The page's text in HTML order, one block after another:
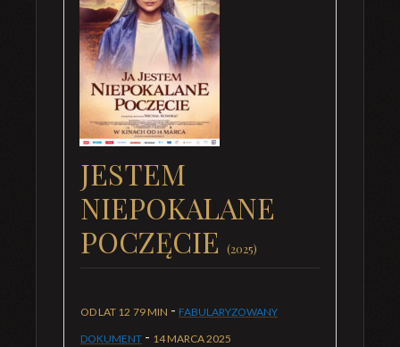
JESTEM
NIEPOKALANE
POCZĘCIE (2025)
OD LAT 12 79 MIN - FABULARYZOWANY
DOKUMENT - 14 MARCA 2025